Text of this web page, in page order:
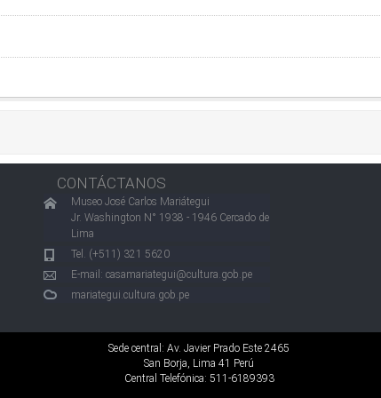
CONTÁCTANOS
Museo José Carlos Mariátegui
Jr. Washington N° 1938 - 1946 Cercado de
Lima
Tel. (+511) 321 5620
E-mail: casamariategui@cultura.gob.pe
mariategui.cultura.gob.pe
Sede central: Av. Javier Prado Este 2465
San Borja, Lima 41 Perú
Central Telefónica: 511-6189393